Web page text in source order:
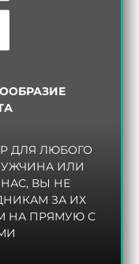
ДЛЯ ЛЮБОГО
ИЛИ
ВЫ НЕ
ЗА ИХ
НА ПРЯМУЮ С